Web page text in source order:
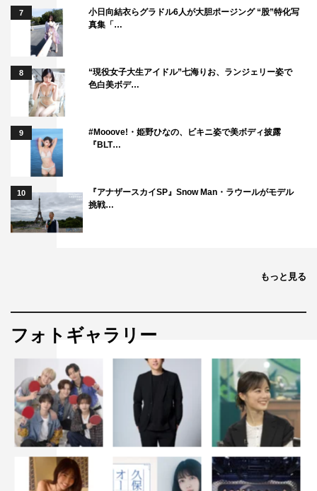
7
小日向結衣らグラドル6人が大胆ポージング “股”特化写
真集「…
8
“現役女子大生アイドル”七海りお、ランジェリー姿で
色白美ボデ…
9
#Mooove!・姫野ひなの、ビキニ姿で美ボディ披露
『BLT…
10
『アナザースカイSP』Snow Man・ラウールがモデル
挑戦…
もっと見る
フォトギャラリー